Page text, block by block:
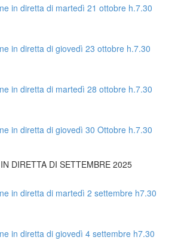
in diretta di martedì 21 ottobre h.7.30
in diretta di giovedì 23 ottobre h.7.30
in diretta di martedì 28 ottobre h.7.30
in diretta di giovedì 30 Ottobre h.7.30
DIRETTA DI SETTEMBRE 2025
in diretta di martedì 2 settembre h7.30
in diretta di giovedì 4 settembre h7.30